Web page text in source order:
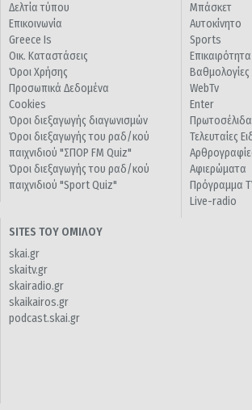
Δελτία τύπου
Επικοινωνία
Greece Is
Οικ. Καταστάσεις
Όροι Χρήσης
Προσωπικά Δεδομένα
Cookies
Όροι διεξαγωγής διαγωνισμών
Όροι διεξαγωγής του ραδ/κού
παιχνιδιού "ΣΠΟΡ FM Quiz"
Όροι διεξαγωγής του ραδ/κού
παιχνιδιού "Sport Quiz"
Μπάσκετ
Αυτοκίνητο
Sports
Επικαιρότητα
Βαθμολογίες
WebTv
Enter
Πρωτοσέλιδα
Τελευταίες
Αφιερώματα
Πρόγραμμα
Live-radio
SITES ΤΟΥ ΟΜΙΛΟΥ
skai.gr
skaitv.gr
skairadio.gr
skaikairos.gr
podcast.skai.gr